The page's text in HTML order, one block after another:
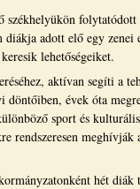
adott elő egy
lehetőségeiket.
aktívan segíti a
évek óta
sport és
rendszeresen
hét